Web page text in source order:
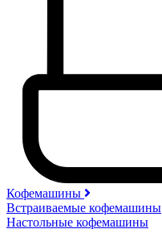
Кофемашины
Встраиваемые кофемашины
Настольные кофемашины